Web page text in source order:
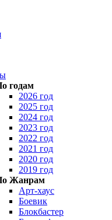
годам
2026 год
2025 год
2024 год
2023 год
2022 год
2021 год
2020 год
2019 год
Жанрам
Арт-хаус
Боевик
Блокбастер